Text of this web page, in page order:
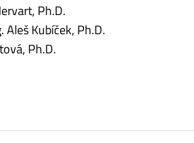
Ph.D.
Kubíček, Ph.D.
Ph.D.